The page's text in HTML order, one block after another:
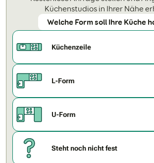
Küchenstudios in Ihrer Nähe
Welche Form soll Ihre Küche
Küchenzeile
L-Form
U-Form
Steht noch nicht fest